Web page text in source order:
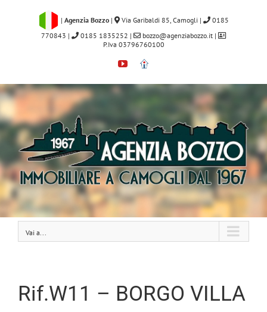
| Agenzia Bozzo | Via Garibaldi 85, Camogli |
0185
770843 | 0185 1835252 | bozzo@agenziabozzo.it|
P.Iva 03796760100
YouTube
Immobiliare.it
Vai a...
Rif.W11 – BORGO VILLA